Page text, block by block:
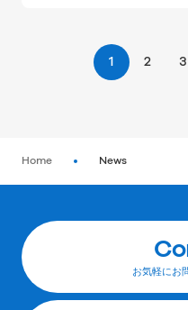
1 2 3
Home News
お気軽にお